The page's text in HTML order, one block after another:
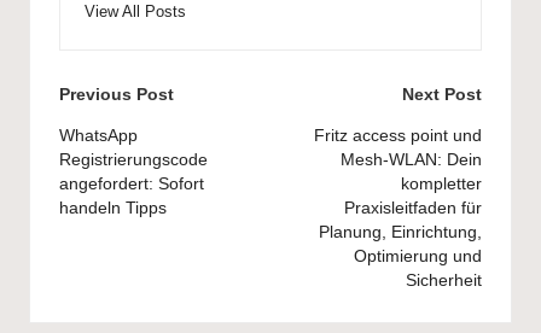
View All Posts
Post
navigation
Previous Post
WhatsApp
Registrierungscode
angefordert: Sofort
handeln Tipps
Next Post
Fritz access point und
Mesh-WLAN: Dein
kompletter
Praxisleitfaden für
Planung, Einrichtung,
Optimierung und
Sicherheit